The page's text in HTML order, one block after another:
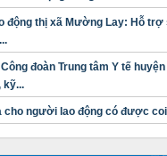
dẫn công tác quả lý tài
vị sát nhập, chấm dứt hoạt
13/04/2025
| lượt tải:722
động thị xã Mường Lay: Hỗ
đoàn Trung tâm Y tế
kỹ...
cho người lao động có được